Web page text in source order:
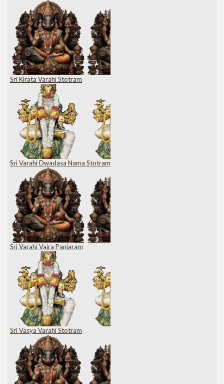
Sri Kirata Varahi Stotram
Sri Varahi Dwadasa Nama Stotram
Sri Varahi Vajra Panjaram
Sri Vasya Varahi Stotram